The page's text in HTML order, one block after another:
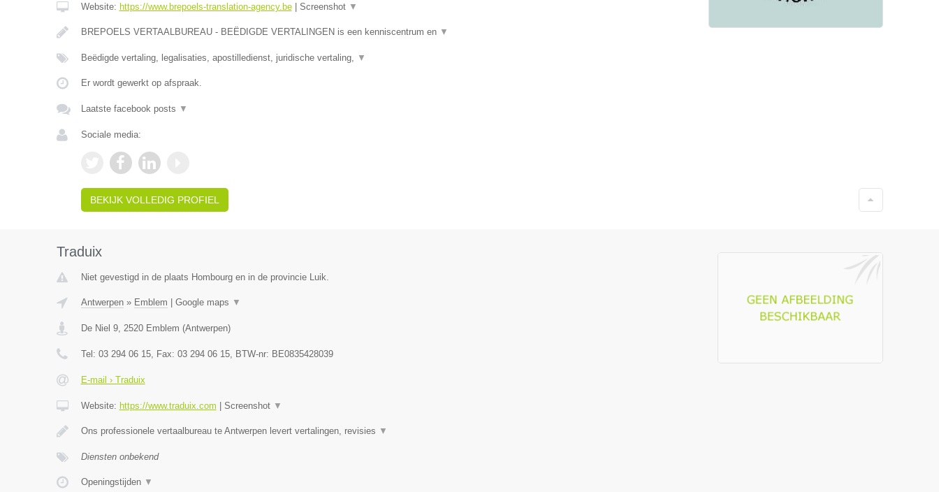
Website: https://www.brepoels-translation-agency.be| Screenshot ▼
BREPOELS VERTAALBUREAU - BEËDIGDE VERTALINGEN is een kenniscentrum en ▼
Beëdigde vertaling, legalisaties, apostilledienst, juridische vertaling, ▼
Er wordt gewerkt op afspraak.
Laatste facebook posts ▼
Sociale media:
BEKIJK VOLLEDIG PROFIEL
Traduix
Niet gevestigd in de plaats Hombourg en in de provincie Luik.
Antwerpen» Emblem Google maps ▼
De Niel 9, 2520 Emblem (Antwerpen)
Tel: 03 294 06 15, Fax: 03 294 06 15, BTW-nr: BE0835428039
E-mail › Traduix
Website: https://www.traduix.com Screenshot ▼
Ons professionele vertaalbureau te Antwerpen levert vertalingen, revisies ▼
Diensten onbekend
Openingstijden ▼